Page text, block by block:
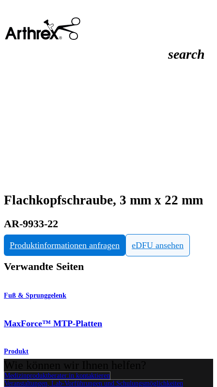
search
Flachkopfschraube, 3 mm x 22 mm
AR-9933-22
Produktinformationen anfragen eDFU ansehen
Verwandte Seiten
Fuß & Sprunggelenk
MaxForce™ MTP-Platten
Produkt
Medizinproduktberater:in kontaktieren
Veranstaltungen, Lab-Vorführungen und Schulungsmöglichkeiten